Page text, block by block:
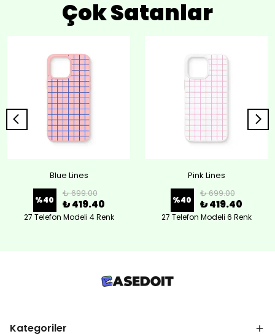
Çok Satanlar
Blue Lines
%40
₺ 699.00
₺ 419.40
27 Telefon Modeli 4 Renk
Pink Lines
%40
₺ 699.00
₺ 419.40
27 Telefon Modeli 6 Renk
Kategoriler